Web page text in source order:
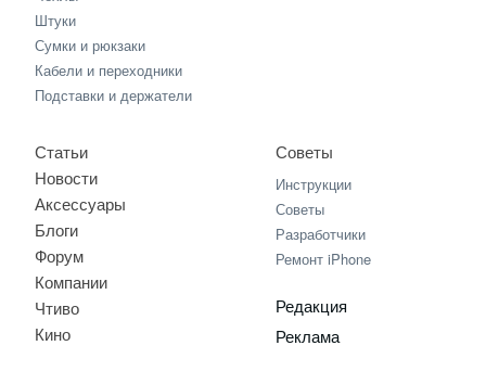
Штуки
Сумки и рюкзаки
Кабели и переходники
Подставки и держатели
Статьи
Новости
Аксессуары
Блоги
Форум
Компании
Чтиво
Кино
Советы
Инструкции
Советы
Разработчики
Ремонт iPhone
Редакция
Реклама